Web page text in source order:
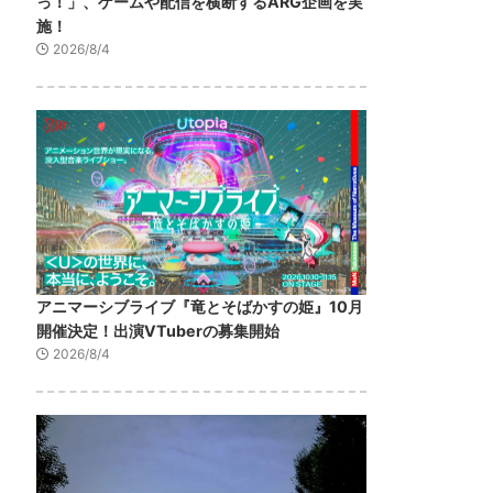
施！
2026/8/4
アニマーシブライブ『竜とそばかすの姫』10月
開催決定！出演VTuberの募集開始
2026/8/4